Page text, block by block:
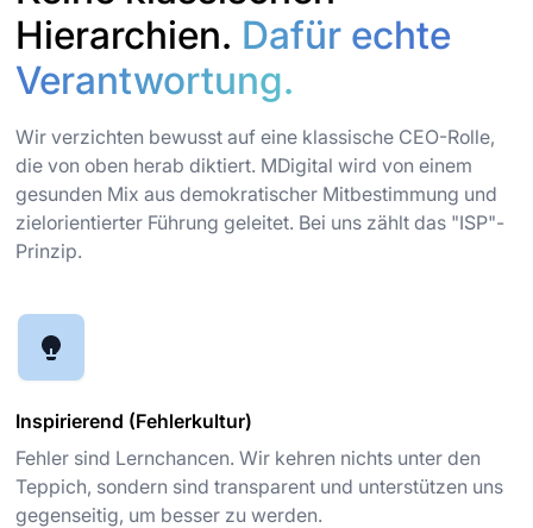
Hierarchien. Dafür echte
Verantwortung.
Wir verzichten bewusst auf eine klassische CEO-Rolle,
die von oben herab diktiert. MDigital wird von einem
gesunden Mix aus demokratischer Mitbestimmung und
zielorientierter Führung geleitet. Bei uns zählt das "ISP"-
Prinzip.
Inspirierend (Fehlerkultur)
Fehler sind Lernchancen. Wir kehren nichts unter den
Teppich, sondern sind transparent und unterstützen uns
gegenseitig, um besser zu werden.